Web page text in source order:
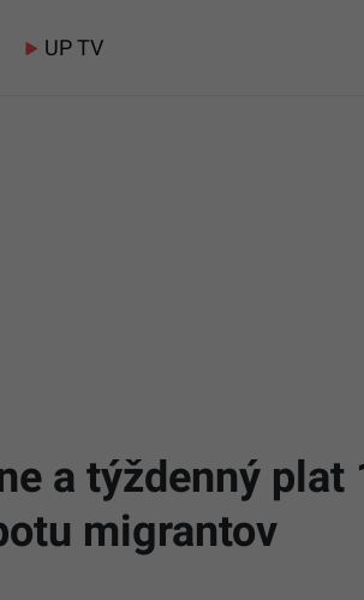
UP TV
a týždenný plat
migrantov